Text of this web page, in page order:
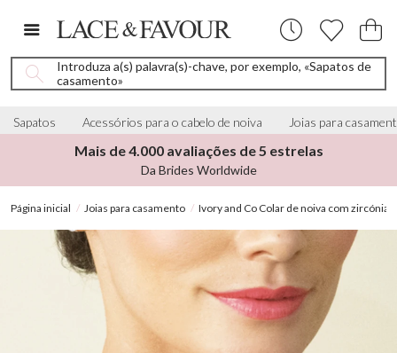
Introduza a(s) palavra(s)-chave, por exemplo, «Sapatos de
casamento»
Sapatos Acessórios para o cabelo de noiva Joias para
Mais de 4.000 avaliações de 5 estrelas
Da Brides Worldwide
Página inicial Joias para casamento Ivory and Co Colar de noiva com zircónia